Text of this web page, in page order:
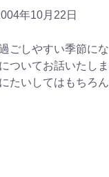
年10月22日
ごしやすい季節に
ついてお話いたし
たいしてはもちろ